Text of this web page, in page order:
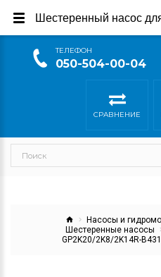
ТEЛЕФОН
050-504-00-04
СРАВНЕНИЕ
Насосы и
Шестеренные насосы
GP2K20/2K8/2K14R-